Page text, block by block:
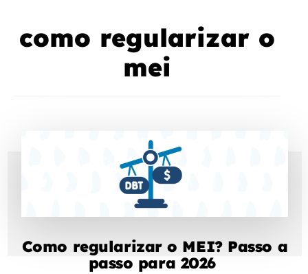
como regularizar o
mei
Como regularizar o MEI? Passo a
passo para 2026